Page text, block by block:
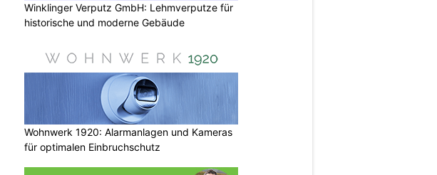
Winklinger Verputz GmbH: Lehmverputze für
historische und moderne Gebäude
Wohnwerk 1920: Alarmanlagen und Kameras
für optimalen Einbruchschutz